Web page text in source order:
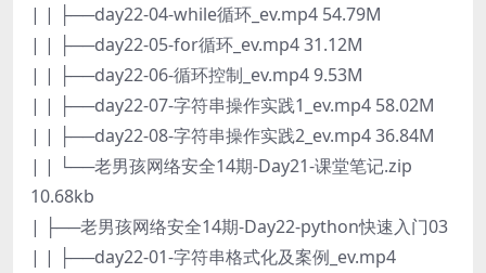
| | ├──day22-04-while循环_ev.mp4 54.79M
| | ├──day22-05-for循环_ev.mp4 31.12M
| | ├──day22-06-循环控制_ev.mp4 9.53M
| | ├──day22-07-字符串操作实践1_ev.mp4 58.02M
| | ├──day22-08-字符串操作实践2_ev.mp4 36.84M
| | └──老男孩网络安全14期-Day21-课堂笔记.zip
10.68kb
| ├──老男孩网络安全14期-Day22-python快速入门03
| | ├──day22-01-字符串格式化及案例_ev.mp4